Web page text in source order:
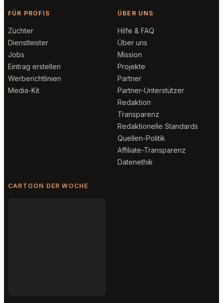
FÜR PROFIS
Züchter
Dienstleister
Jobs
Eintrag erstellen
Werberichtlinien
Media-Kit
ÜBER UNS
Hilfe & FAQ
Über uns
Mission
Projekte
Partner
Partner-Unterstützer
Redaktion
Transparenz
Redaktionelle Standards
Quellen-Politik
Affiliate-Transparenz
Datenethik
CARTOON DER WOCHE